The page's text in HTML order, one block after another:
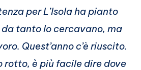
per L’Isola ha pianto
tanto lo cercavano, ma
Quest’anno c’è riuscito.
è più facile dire dove